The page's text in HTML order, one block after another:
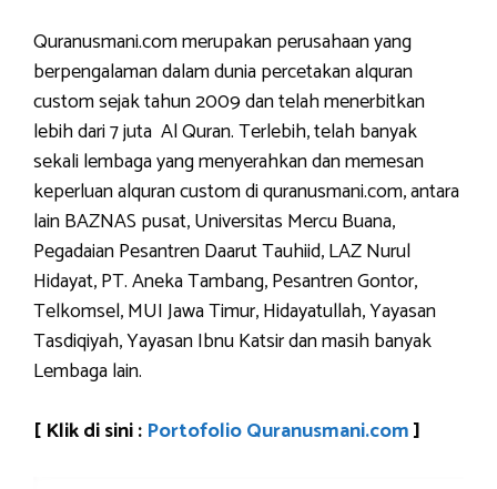
Quranusmani.com merupakan perusahaan yang
berpengalaman dalam dunia percetakan alquran
custom sejak tahun 2009 dan telah menerbitkan
lebih dari 7 juta Al Quran. Terlebih, telah banyak
sekali lembaga yang menyerahkan dan memesan
keperluan alquran custom di quranusmani.com, antara
lain BAZNAS pusat, Universitas Mercu Buana,
Pegadaian Pesantren Daarut Tauhiid, LAZ Nurul
Hidayat, PT. Aneka Tambang, Pesantren Gontor,
Telkomsel, MUI Jawa Timur, Hidayatullah, Yayasan
Tasdiqiyah, Yayasan Ibnu Katsir dan masih banyak
Lembaga lain.
[ Klik di sini : Portofolio Quranusmani.com]